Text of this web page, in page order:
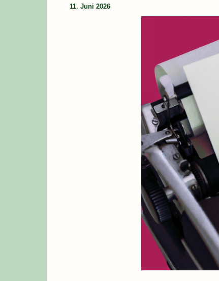
11. Juni 2026